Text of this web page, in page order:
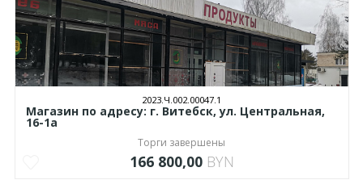
2023.Ч.002.00047.1
Магазин по адресу: г. Витебск, ул. Центральная,
16-1а
Торги завершены
166 800,00 BYN